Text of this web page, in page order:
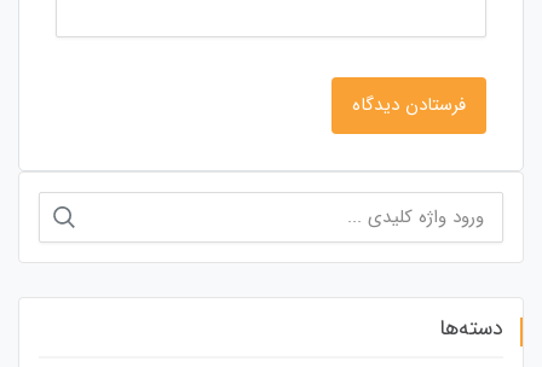
برای:
دسته‌ها